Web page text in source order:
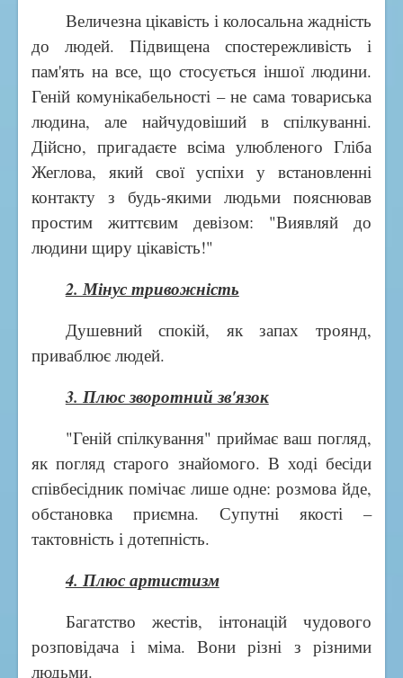
Величезна цікавість і колосальна жадність
до людей. Підвищена спостережливість і
пам'ять на все, що стосується іншої людини.
Геній комунікабельності – не сама товариська
людина, але найчудовіший в спілкуванні.
Дійсно, пригадаєте всіма улюбленого Гліба
Жеглова, який свої успіхи у встановленні
контакту з будь-якими людьми пояснював
простим життєвим девізом: "Виявляй до
людини щиру цікавість!"
2. Мінус тривожність
Душевний спокій, як запах троянд,
приваблює людей.
3. Плюс зворотний зв'язок
"Геній спілкування" приймає ваш погляд,
як погляд старого знайомого. В ході бесіди
співбесідник помічає лише одне: розмова йде,
обстановка приємна. Супутні якості –
тактовність і дотепність.
4. Плюс артистизм
Багатство жестів, інтонацій чудового
розповідача і міма. Вони різні з різними
людьми.